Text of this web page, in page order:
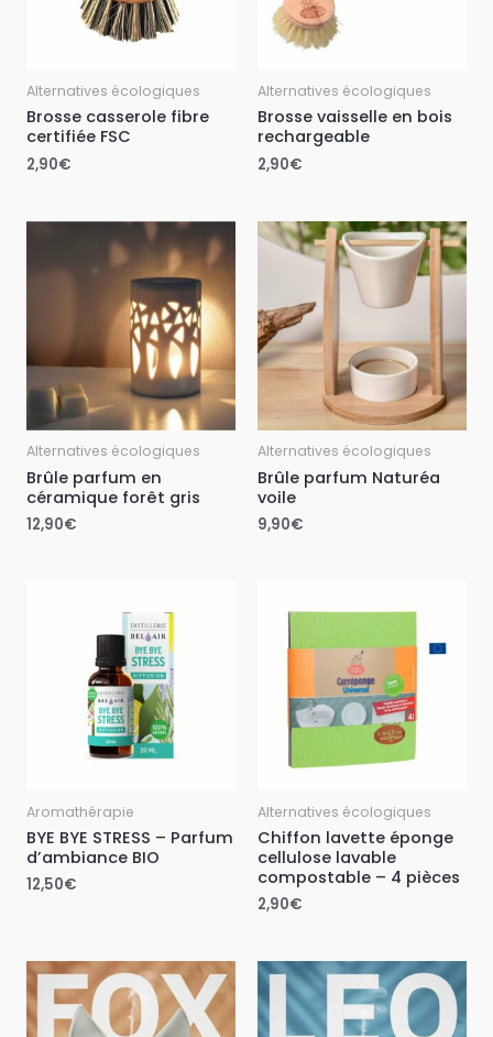
Alternatives écologiques
Brosse casserole fibre
certifiée FSC
2,90€
Alternatives écologiques
Brosse vaisselle en bois
rechargeable
2,90€
Alternatives écologiques
Brûle parfum en
céramique forêt gris
12,90€
Alternatives écologiques
Brûle parfum Naturéa
voile
9,90€
Aromathérapie
BYE BYE STRESS – Parfum
d’ambiance BIO
12,50€
Alternatives écologiques
Chiffon lavette éponge
cellulose lavable
compostable – 4 pièces
2,90€